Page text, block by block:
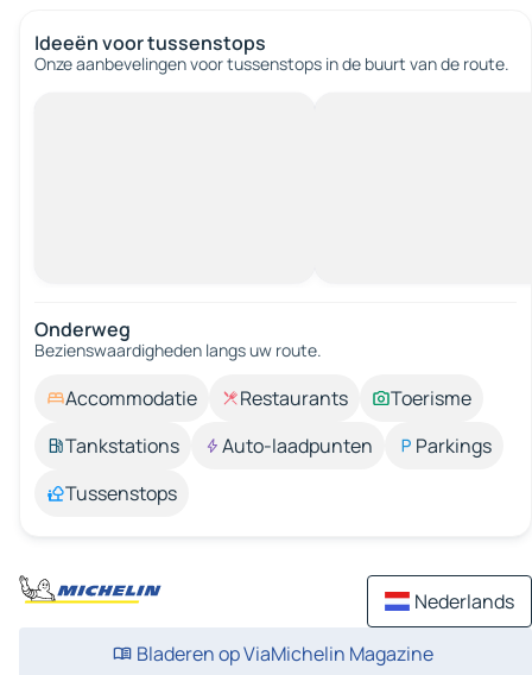
Ideeën voor tussenstops
Onze aanbevelingen voor tussenstops in de buurt van de route.
Onderweg
Bezienswaardigheden langs uw route.
Accommodatie Restaurants
Toerisme
Tankstations
Auto-laadpunten
Parkings
Tussenstops
Nederlands
Bladeren op ViaMichelin Magazine